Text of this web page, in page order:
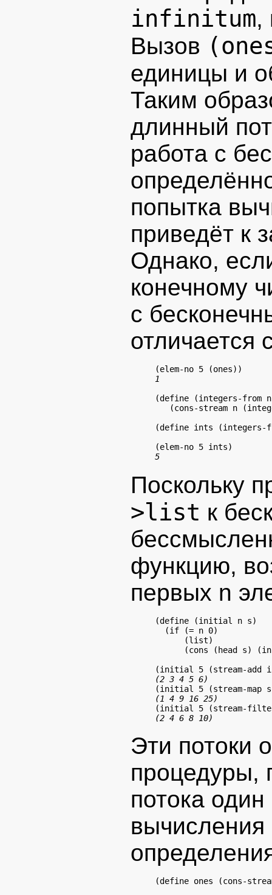
infinitum,
Вызов
единицы и
Таким
длинный
работа с
попытка
приведёт к
Однако,
конечному
с
отличается
(define (integers-from
(cons-stream n
(define ints (integers-
Поскольку
>list к
функцию,
первых n
(define (initial n s)
  (if (= n 0)
      (list)
(cons (head s)
(2 3 4 5 6)
(1 4 9 16 25)
(2 4 6 8 10)
Эти потоки
процедуры,
потока
вычисления